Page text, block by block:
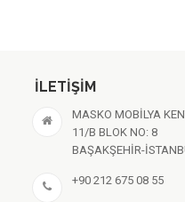
İLETIŞIM
MASKO MOBİLYA
11/B BLOK NO: 8
BAŞAKŞEHİR-
+90 212 675 08 55